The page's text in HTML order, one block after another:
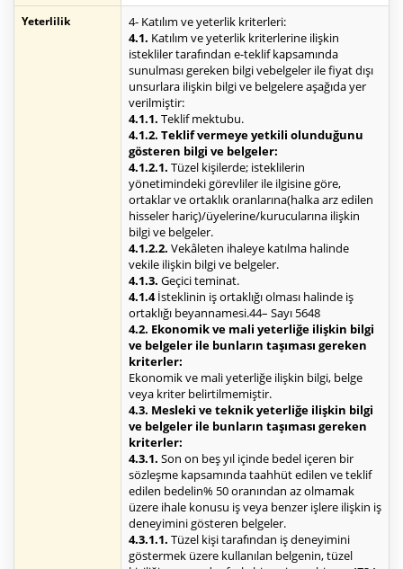
Yeterlilik
4- Katılım ve yeterlik kriterleri:
4.1. Katılım ve yeterlik kriterlerine ilişkin
istekliler tarafından e-teklif kapsamında
sunulması gereken bilgi vebelgeler ile fiyat dışı
unsurlara ilişkin bilgi ve belgelere aşağıda yer
verilmiştir:
4.1.1. Teklif mektubu.
4.1.2. Teklif vermeye yetkili olunduğunu
gösteren bilgi ve belgeler:
4.1.2.1. Tüzel kişilerde; isteklilerin
yönetimindeki görevliler ile ilgisine göre,
ortaklar ve ortaklık oranlarına(halka arz edilen
hisseler hariç)/üyelerine/kurucularına ilişkin
bilgi ve belgeler.
4.1.2.2. Vekâleten ihaleye katılma halinde
vekile ilişkin bilgi ve belgeler.
4.1.3. Geçici teminat.
4.1.4İsteklinin iş ortaklığı olması halinde iş
ortaklığı beyannamesi.44– Sayı 5648
4.2. Ekonomik ve mali yeterliğe ilişkin bilgi
ve belgeler ile bunların taşıması gereken
kriterler:
Ekonomik ve mali yeterliğe ilişkin bilgi, belge
veya kriter belirtilmemiştir.
4.3. Mesleki ve teknik yeterliğe ilişkin bilgi
ve belgeler ile bunların taşıması gereken
kriterler:
4.3.1. Son on beş yıl içinde bedel içeren bir
sözleşme kapsamında taahhüt edilen ve teklif
edilen bedelin% 50 oranından az olmamak
üzere ihale konusu iş veya benzer işlere ilişkin iş
deneyimini gösteren belgeler.
4.3.1.1. Tüzel kişi tarafından iş deneyimini
göstermek üzere kullanılan belgenin, tüzel